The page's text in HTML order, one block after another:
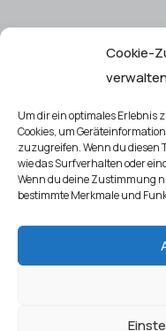
Cookie-
Um dir ein optimales Erlebnis
Cookies, um
zuzugreifen. Wenn du diesen
wie das Surfverhalten oder
Wenn du deine Zustimmung
bestimmte Merkmale und